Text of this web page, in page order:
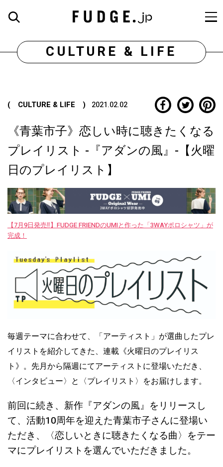
CULTURE & LIFE
( CULTURE & LIFE ) 2021.02.02
《青葉市子》恋しい時に聴きたくなる
プレイリスト -『アダンの風』-【火曜
日のプレイリスト】
【7月9日発売‼︎】FUDGE FRIENDのUMIと作った「3WAYポロシャツ」が
完成！
毎週テーマに合わせて、「アーティスト」が選曲したプレ
イリストを紹介してきた、連載《火曜日のプレイリス
ト》。先月から隔週にてアーティストに登場いただき、
〈インタビュー〉と〈プレイリスト〉をお届けします。
前回に続き、新作『アダンの風』をリリースし
て、活動10周年を迎えた青葉市子さんに登場い
ただき、〈恋しいときに聴きたくなる曲〉をテー
マにプレイリストを選んでいただきました。